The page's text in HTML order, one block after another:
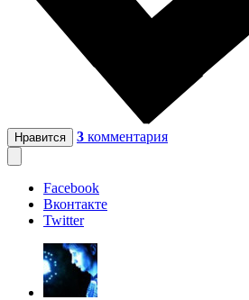
Нравится 3 комментария
Facebook
Вконтакте
Twitter